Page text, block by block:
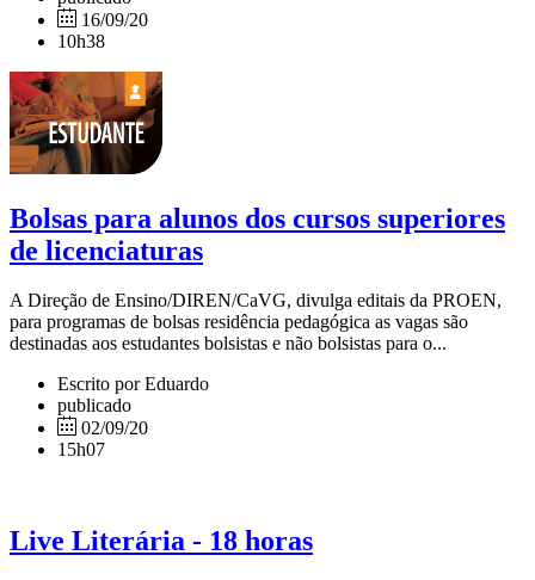
16/09/20
10h38
Bolsas para alunos dos cursos superiores
de licenciaturas
A Direção de Ensino/DIREN/CaVG, divulga editais da PROEN,
para programas de bolsas residência pedagógica as vagas são
destinadas aos estudantes bolsistas e não bolsistas para o...
Escrito por Eduardo
publicado
02/09/20
15h07
Live Literária - 18 horas